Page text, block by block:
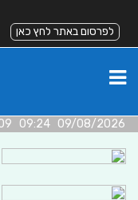
לפרסום באתר לחץ כאן
09/08/2026 09:24 09